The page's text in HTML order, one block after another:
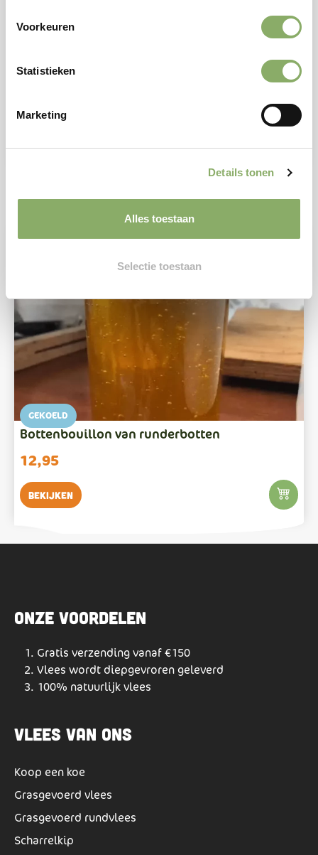
Voorkeuren
Statistieken
Marketing
Details tonen
Alles toestaan
Selectie toestaan
Tournedos- 2 stuks van 165 gram
GEKOELD
Bottenbouillon van runderbotten
12,95
Bekijken
Onze voordelen
Gratis verzending vanaf €150
Vlees wordt diepgevroren geleverd
100% natuurlijk vlees
Vlees van ons
Koop een koe
Grasgevoerd vlees
Grasgevoerd rundvlees
Scharrelkip